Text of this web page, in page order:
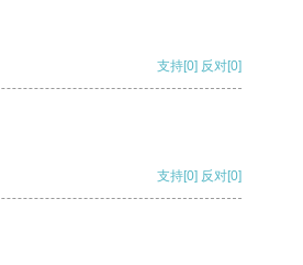
支持[0] 反对[0]
支持[0] 反对[0]